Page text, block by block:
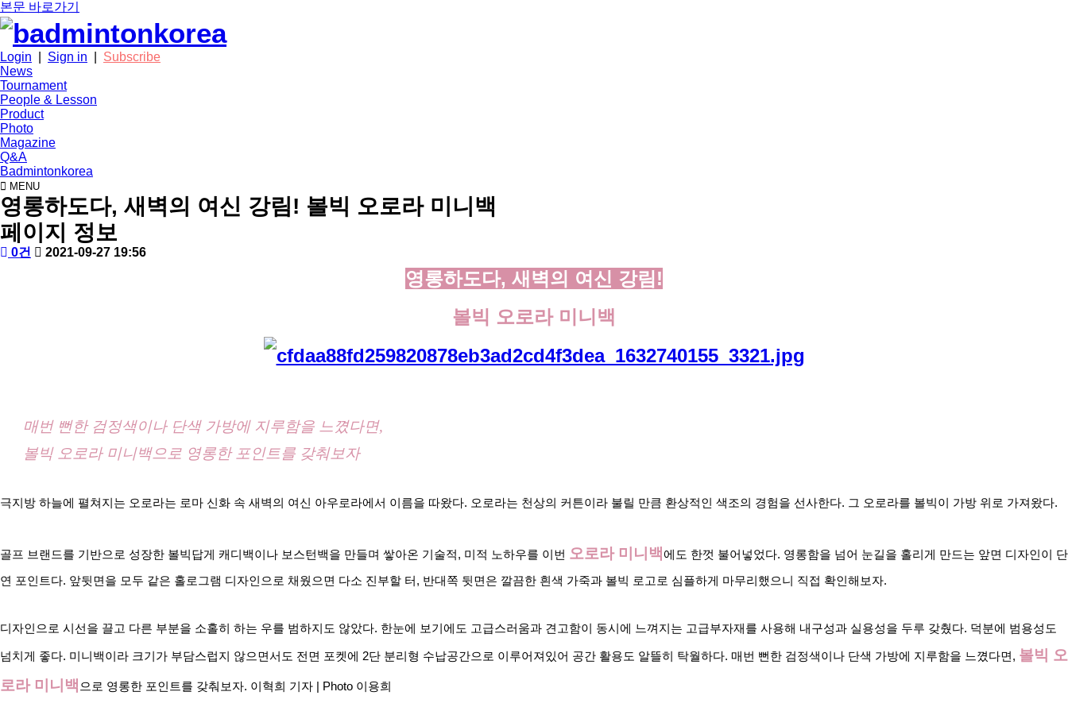
본문 바로가기
Login Sign in
Subscribe
News
Tournament
People & Lesson
Product
Photo
Magazine
Q&A
Badmintonkorea
MENU
product
영롱하도다, 새벽의 여신 강림! 볼빅 오로라 미니백
페이지 정보
작
배
댓0건 작2021-09-27 19:56
영롱하도다, 새벽의 여신 강림!
볼빅 오로라 미니백
매번 뻔한 검정색이나 단색 가방에 지루함을 느꼈다면,
볼빅 오로라 미니백으로 영롱한 포인트를 갖춰보자
극지방 하늘에 펼쳐지는 오로라는 로마 신화 속 새벽의 여신 아우로라에서 이름을 따왔다. 오로라는 천상의 커튼이라 불릴 만큼 환상적인 색조의 경험을 선사한다. 그 오로라를 볼빅이 가방 위로 가져왔다.
골프 브랜드를 기반으로 성장한 볼빅답게 캐디백이나 보스턴백을 만들며 쌓아온 기술적, 미적 노하우를 이번 오로라 미니백 에도 한껏 불어넣었다. 영롱함을 넘어 눈길을 홀리게 만드는 앞면 디자인이 단
연 포인트다. 앞뒷면을 모두 같은 홀로그램 디자인으로 채웠으면 다소 진부할 터, 반대쪽 뒷면은 깔끔한 흰색 가죽과 볼빅 로고로 심플하게 마무리했으니 직접 확인해보자.
디자인으로 시선을 끌고 다른 부분을 소홀히 하는 우를 범하지도 않았다. 한눈에 보기에도 고급스러움과 견고함이 동시에 느껴지는 고급부자재를 사용해 내구성과 실용성을 두루 갖췄다. 덕분에 범용성도
넘치게 좋다. 미니백이라 크기가 부담스럽지 않으면서도 전면 포켓에 2단 분리형 수납공간으로 이루어져있어 공간 활용도 알뜰히 탁월하다. 매번 뻔한 검정색이나 단색 가방에 지루함을 느꼈다면, 볼빅 오
로라 미니백 으로 영롱한 포인트를 갖춰보자. 이혁희 기자 | Photo 이용희